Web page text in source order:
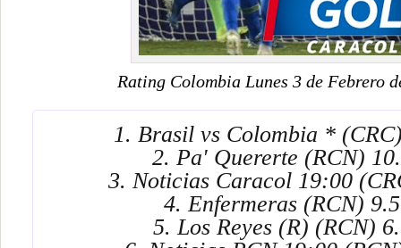
Rating Colombia Lunes 3 de Febrero
1. Brasil vs Colombia *
2. Pa' Quererte (RCN)
3. Noticias Caracol 19:00
4. Enfermeras (RCN) 9.5
5. Los Reyes (R) (RCN)